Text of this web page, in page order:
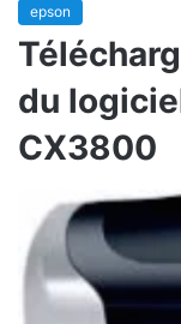
epson
du
CX3800